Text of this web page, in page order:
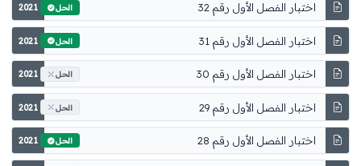
اختبار الفصل الأول رقم 32 2021 الحل
اختبار الفصل الأول رقم 31 2021 الحل
اختبار الفصل الأول رقم 30 2021 الحل
اختبار الفصل الأول رقم 29 2021 الحل
اختبار الفصل الأول رقم 28 2021 الحل